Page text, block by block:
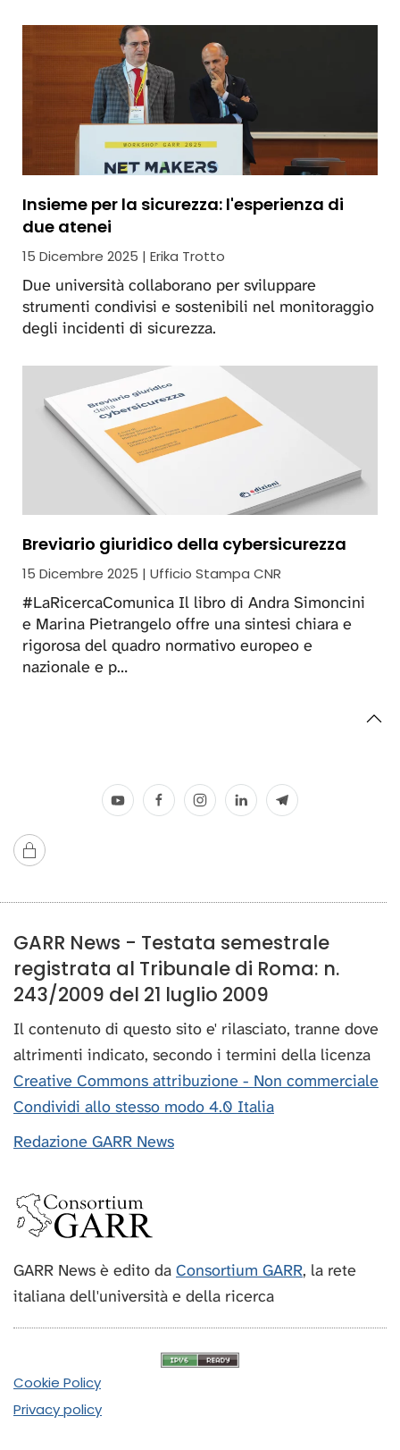
Insieme per la sicurezza: l'esperienza di
due atenei
15 Dicembre 2025 | Erika Trotto
Due università collaborano per sviluppare
strumenti condivisi e sostenibili nel monitoraggio
degli incidenti di sicurezza.
Breviario giuridico della cybersicurezza
15 Dicembre 2025 | Ufficio Stampa CNR
#LaRicercaComunica Il libro di Andra Simoncini
e Marina Pietrangelo offre una sintesi chiara e
rigorosa del quadro normativo europeo e
nazionale e p…
GARR News - Testata semestrale
registrata al Tribunale di Roma: n.
243/2009 del 21 luglio 2009
Il contenuto di questo sito e' rilasciato, tranne dove
altrimenti indicato, secondo i termini della licenza
Creative Commons attribuzione - Non commerciale
Condividi allo stesso modo 4.0 Italia
Redazione GARR News
GARR News è edito da Consortium GARR, la rete
italiana dell'università e della ricerca
Cookie Policy
Privacy policy